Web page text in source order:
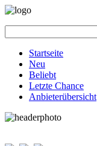
Startseite
Neu
Beliebt
Letzte Chance
Anbieterübersicht